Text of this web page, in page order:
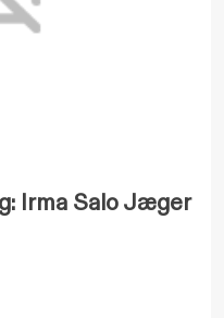
Irma Salo Jæger